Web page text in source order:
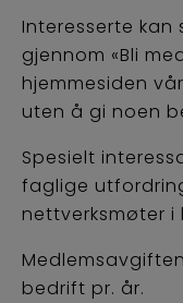
Interesserte kan
gjennom «Bli
hjemmesiden
uten å gi noen
Spesielt
faglige
nettverksmøter
bedrift pr. år.